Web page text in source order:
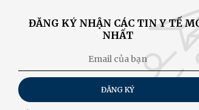
ĐĂNG KÝ NHẬN CÁC TIN Y TẾ
NHẤT
ĐĂNG KÝ